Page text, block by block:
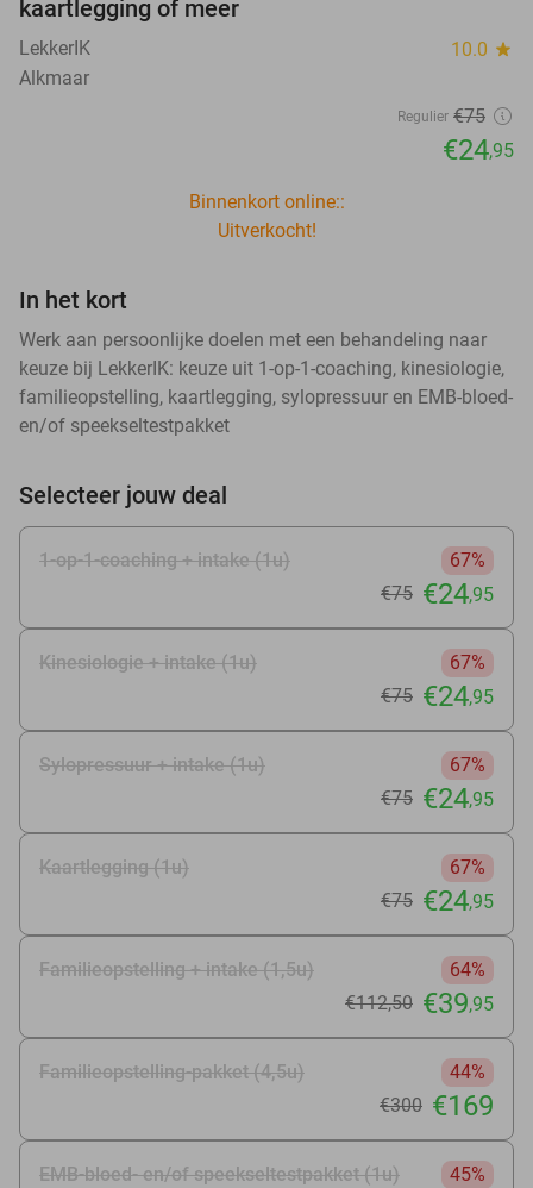
kaartlegging of meer
LekkerIK 10.0 star
Alkmaar
Regulier €75
€24,95
Binnenkort online::
Uitverkocht!
In het kort
Werk aan persoonlijke doelen met een behandeling naar
keuze bij LekkerIK: keuze uit 1-op-1-coaching, kinesiologie,
familieopstelling, kaartlegging, sylopressuur en EMB-bloed-
en/of speekseltestpakket
Selecteer jouw deal
1-op-1-coaching + intake (1u)
67%
€75 €24,95
Kinesiologie + intake (1u)
67%
€75 €24,95
Sylopressuur + intake (1u)
67%
€75 €24,95
Kaartlegging (1u)
67%
€75 €24,95
Familieopstelling + intake (1,5u)
64%
€112,50 €39,95
Familieopstelling-pakket (4,5u)
44%
€300 €169
EMB-bloed- en/of speekseltestpakket (1u)
45%